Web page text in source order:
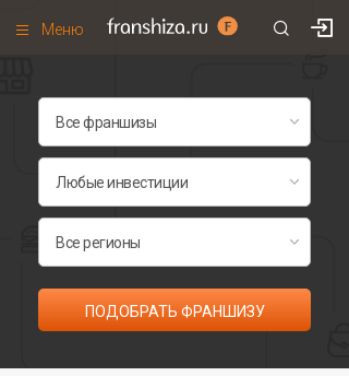
Меню
Франшизы по категориям
ПОДОБРАТЬ ФРАНШИЗУ